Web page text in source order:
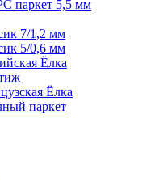
паркет 5,5 мм
7/1,2 мм
5/0,6 мм
Ёлка
Ёлка
паркет